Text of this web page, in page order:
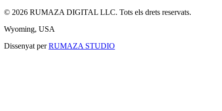
© 2026 RUMAZA DIGITAL LLC. Tots els drets reservats.
Wyoming, USA
Dissenyat per RUMAZA STUDIO